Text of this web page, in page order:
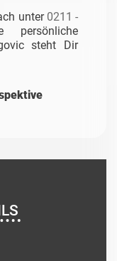
unter 0211 -
steht Dir